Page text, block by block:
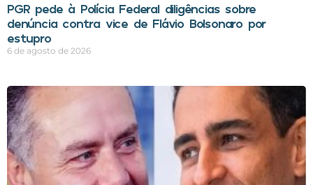
PGR pede à Polícia Federal diligências sobre
denúncia contra vice de Flávio Bolsonaro por
estupro
6 de agosto de 2026